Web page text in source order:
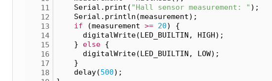
11
12
13
14
15
16
17
18
Serial.print( "Hall sensor measurement: " );
Serial.println(measurement);
if (measurement >= 20) {
digitalWrite(LED_BUILTIN, HIGH);
} else {
digitalWrite(LED_BUILTIN, LOW);
}
delay(500);